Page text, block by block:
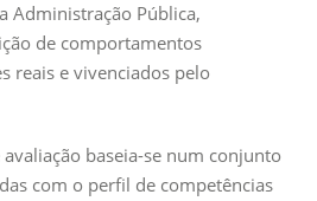
Administração Pública,
de comportamentos
reais e vivenciados pelo
baseia-se num conjunto
com o perfil de competências